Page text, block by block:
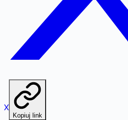
X
Kopiuj link